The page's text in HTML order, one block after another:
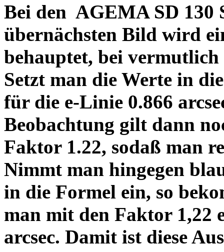
Bei den AGEMA SD 130
übernächsten Bild wird
behauptet, bei vermutlich
Setzt man die Werte in
für die e-Linie 0.866
Beobachtung gilt dann
Faktor 1.22, sodaß man
Nimmt man hingegen
in die Formel ein, so
man mit den Faktor 1,22
arcsec. Damit ist diese